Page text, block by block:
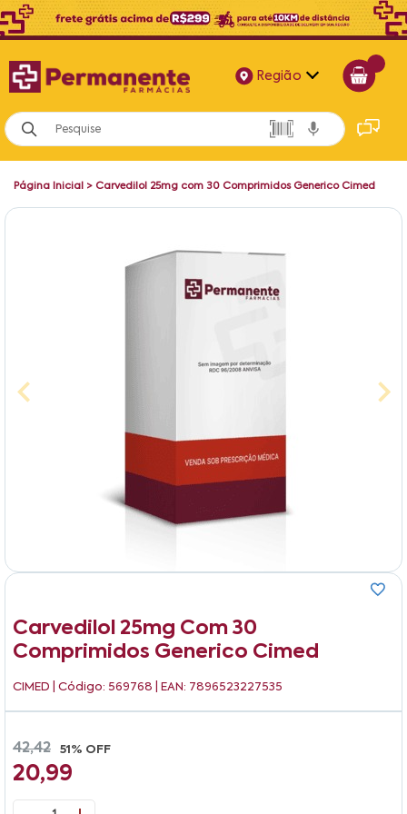
Região
Alagoas
Bahia
Página Inicial > Carvedilol 25mg com 30 Comprimidos Generico Cimed
Carvedilol 25mg Com 30
Comprimidos Generico Cimed
CIMED | Código: 569768 | EAN: 7896523227535
42,42 51% OFF
20,99